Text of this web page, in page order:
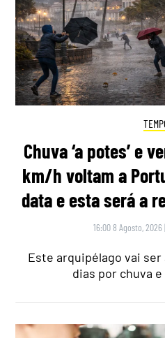
Chuva ‘a potes’ e
km/h voltam a
data e esta será a
16:00 8 Agosto, 2026 |
Este arquipélago vai
dias por chuva